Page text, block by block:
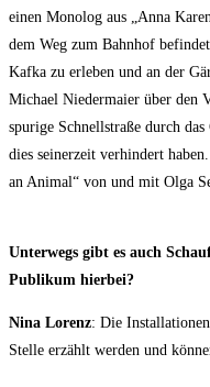
einen Mono­log aus „Anna
dem Weg zum Bahn­hof
Kaf­ka zu erle­ben und an der
Micha­el Nie­der­mai­er über den
spu­ri­ge Schnell­stra­ße durch
dies sei­ner­zeit ver­hin­dert
an Ani­mal“ von und mit Olga
Unter­wegs gibt es auch
Publi­kum hierbei?
Nina Lorenz: Die
Stel­le erzählt wer­den und